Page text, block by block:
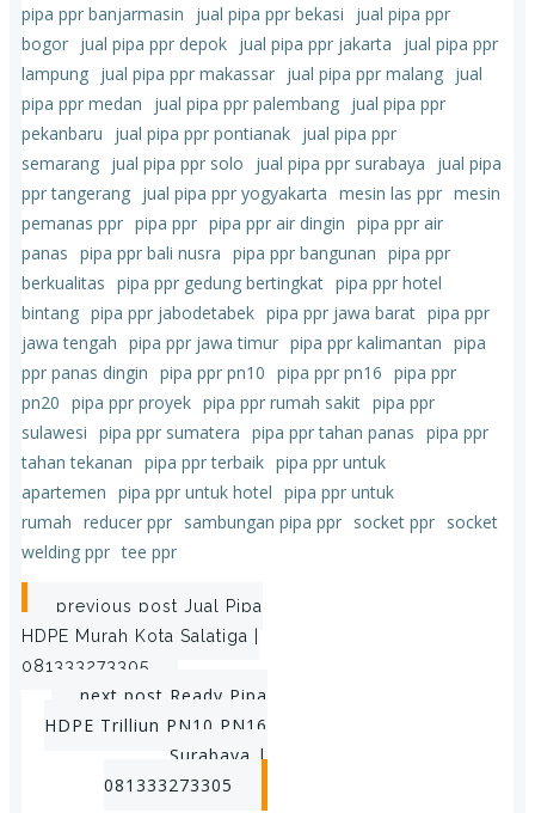
pipa ppr banjarmasin jual pipa ppr bekasi
jual pipa ppr
bogor jual pipa ppr depok jual pipa ppr jakarta
jual pipa ppr
lampung jual pipa ppr makassar jual pipa ppr malang jual
pipa ppr medan
jual pipa ppr palembang jual pipa ppr
pekanbaru
jual pipa ppr pontianak jual pipa ppr
semarang jual pipa ppr solo jual pipa ppr surabaya
jual pipa
ppr tangerang jual pipa ppr yogyakarta mesin las ppr mesin
pemanas ppr pipa ppr pipa ppr air dingin pipa ppr air
panas pipa ppr bali nusra pipa ppr bangunan pipa ppr
berkualitas pipa ppr gedung bertingkat pipa ppr hotel
bintang pipa ppr jabodetabek pipa ppr jawa barat pipa ppr
jawa tengah pipa ppr jawa timur pipa ppr kalimantan pipa
ppr panas dingin pipa ppr pn10 pipa ppr pn16 pipa ppr
pn20 pipa ppr proyek pipa ppr rumah sakit pipa ppr
sulawesi pipa ppr sumatera pipa ppr tahan panas pipa ppr
tahan tekanan pipa ppr terbaik pipa ppr untuk
apartemen pipa ppr untuk hotel pipa ppr untuk
rumah reducer ppr sambungan pipa ppr socket ppr socket
welding ppr tee ppr
Post
navigation
previous post Jual Pipa
HDPE Murah Kota Salatiga |
081333273305
Post
navigation
next post Ready Pipa
HDPE Trilliun PN10 PN16
Surabaya |
081333273305